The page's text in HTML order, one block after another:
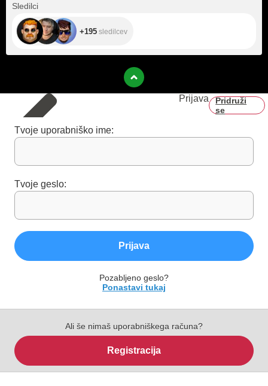
Sledilci
+195 sledilcev
Prijava
Pridruži
se
Tvoje uporabniško ime:
Tvoje geslo:
Prijava
Pozabljeno geslo?
Ponastavi tukaj
Ali še nimaš uporabniškega računa?
Registracija